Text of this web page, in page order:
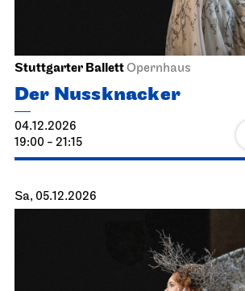
Stuttgarter BallettOpernhaus
Der Nussknacker
04.12.2026
19:00 - 21:15
Sa, 05.12.2026